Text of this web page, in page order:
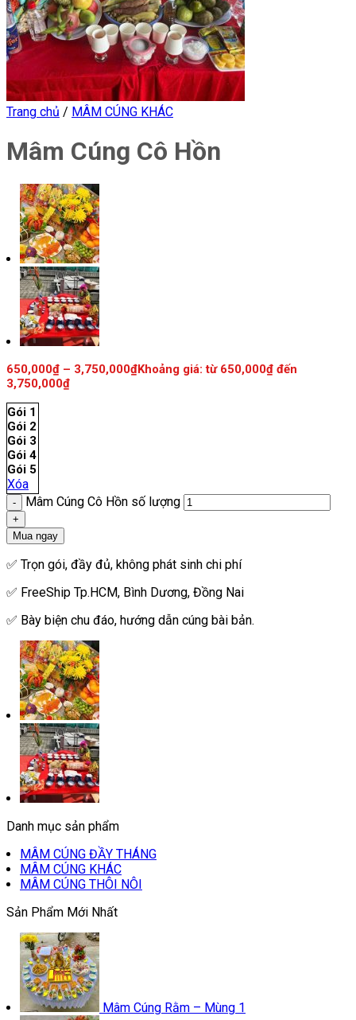
Trang chủ / MÂM CÚNG KHÁC
Mâm Cúng Cô Hồn
650,000₫ – 3,750,000₫Khoảng giá: từ 650,000₫ đến
3,750,000₫
Gói 1
Gói 2
Gói 3
Gói 4
Gói 5
Xóa
Mâm Cúng Cô Hồn số lượng
Mua ngay
✅ Trọn gói, đầy đủ, không phát sinh chi phí
✅ FreeShip Tp.HCM, Bình Dương, Đồng Nai
✅ Bày biện chu đáo, hướng dẫn cúng bài bản.
Danh mục sản phẩm
MÂM CÚNG ĐẦY THÁNG
MÂM CÚNG KHÁC
MÂM CÚNG THÔI NÔI
Sản Phẩm Mới Nhất
Mâm Cúng Rằm – Mùng 1